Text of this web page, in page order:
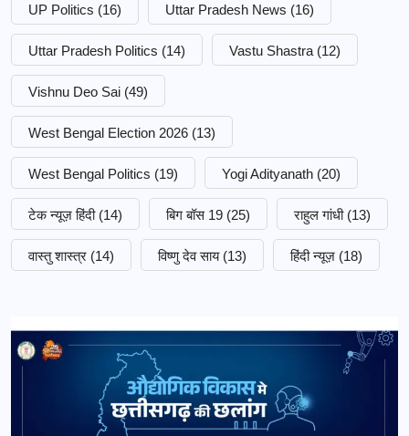
UP Politics (16) Uttar Pradesh News (16)
Uttar Pradesh Politics (14) Vastu Shastra (12)
Vishnu Deo Sai (49)
West Bengal Election 2026 (13)
West Bengal Politics (19) Yogi Adityanath (20)
टेक न्यूज़ हिंदी (14) बिग बॉस 19 (25) राहुल गांधी (13)
वास्तु शास्त्र (14) विष्णु देव साय (13) हिंदी न्यूज़ (18)